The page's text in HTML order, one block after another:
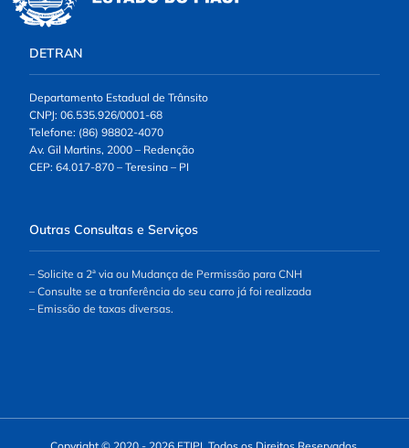
DETRAN
Departamento Estadual de Trânsito
CNPJ: 06.535.926/0001-68
Telefone: (86) 98802-4070
Av. Gil Martins, 2000 – Redenção
CEP: 64.017-870 – Teresina – PI
Outras Consultas e Serviços
– Solicite a 2ª via ou Mudança de Permissão para CNH
– Consulte se a tranferência do seu carro já foi realizada
– Emissão de taxas diversas.